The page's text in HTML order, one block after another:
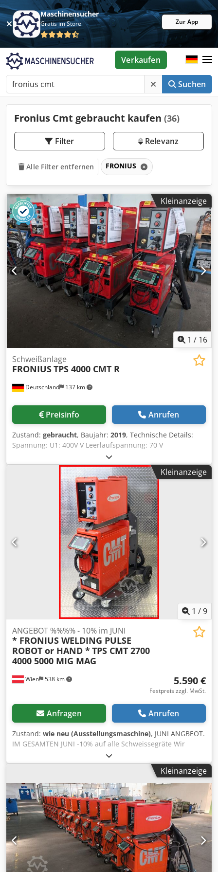
Maschinensucher
Gratis im Store Zur App
Suchen
Verkaufen
Fronius Cmt gebraucht kaufen (36)
Filter Relevanz
Alle Filter entfernen FRONIUS
Kleinanzeige
1 / 16
Deutschland 137 km
Schweißanlage
FRONIUSTPS 4000 CMT R
Preisinfo Anrufen
Zustand: gebraucht, Baujahr: 2019, Technische Details:
Spannung: U1: 400V V Leerlaufspannung: 70 V
Maschinengewicht ca.: 100 / Gerät kg Csdpeu Nwhijfx Ai
Sorf Abmessungen Maschine: ca. 0,85 x 0,37 x 1,25 pro
Gerät m 4 Fronius TransPuls Schweißgeräte verfügbar Für
den industriellen Einsatz z.B. für Roboter einsetzbar.
Einsatzgebiete: Schweißprozeß "CMT", für sämtliche
MIG/MAG Schweißarbeiten mobil, 4 Räder / 2x davon
schwenkbar mit Drahtvorschub Typ: VR 7000-CMT:
Drahtvorschubgeschwindigkeit 0,5 - 22 m/min.; Einsatz
möglicher Draht Ø 0,8 - 1,2 mm Fernbedienung RCU5000i
univoSD 1 Meter Zwischenschlauchpaket Fahrwagen
Schutzart IP 23 Kühlart AF Bedienung über Display RCU
Kleinanzeige
1 /9
Wien 538 km
ANGEBOT %%%% - 10% im JUNI
* FRONIUS WELDING PULSE
ROBOT or HAND *TPS CMT 2700
4000 5000 MIG MAG
5.590 €
Festpreis zzgl. MwSt.
Anfragen Anrufen
Zustand: wie neu (Ausstellungsmaschine), JUNI ANGBEOT.
IM GESAMTEN JUNI -10% auf alle Schweissegräte Wir
bieten Schweißgeräte in verschiedensten Konfigurationen
an und haben immer mehrere Sets auf Lager. CMT /
ROBOTER / CMT Schlauchpakete UNIVERSAL oder
HOHLWELLEN Roboter. Alles auf Lager und sofort
verfügbar! Zögern Sie nicht und fragen ihre individuelle
Konfiguration an! Wir haben auch sehr viele verschiedene
Ersatzteile %%% -30% -50% -70% auf Lager einfach kurze
Mail / Anruf / Whatsapp. CMT GERÄTE um 1/3 Neupreis! -
66% RABATT ALLE GERÄTE KÖNNEN IN WIEN BESICHTIGT
und ohne WARTEZEIT GEKAUFT WERDEN! Die angegebenen
Preise sind alle ab ... Euro . Die Preise/ Angebote werden
individuell nach Geräte Konfiguration erstellt. .) Fronius
Kleinanzeige